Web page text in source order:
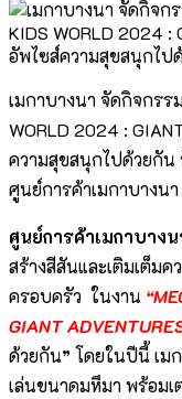
เมกาบางนา จัดกิจกรร
WORLD 2024 :
ความสุขสนุกไปด้วยกัน
ศูนย์การค้าเมกาบางนา
ศูนย์การค้าเมกาบางน
สร้างสีสันและเติมเต็ม
ครอบครัว ในงาน
GIANT
ด้วยกัน” โดยในปีนี้ เม
เล่นขนาดมหึมา พร้อมเ